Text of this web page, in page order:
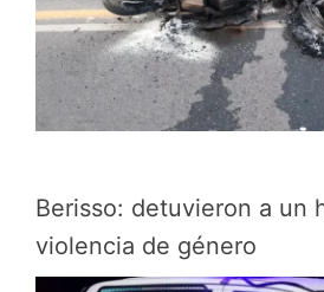
Berisso: detuvieron a un
violencia de género